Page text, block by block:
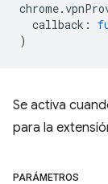
chrome.
callback :
)
Se activa
para la
PARÁMETROS